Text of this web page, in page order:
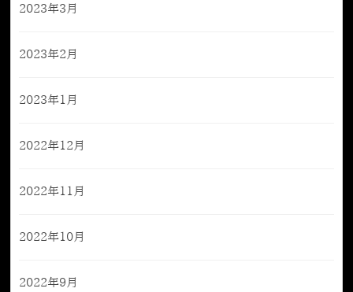
2023年3月
2023年2月
2023年1月
2022年12月
2022年11月
2022年10月
2022年9月